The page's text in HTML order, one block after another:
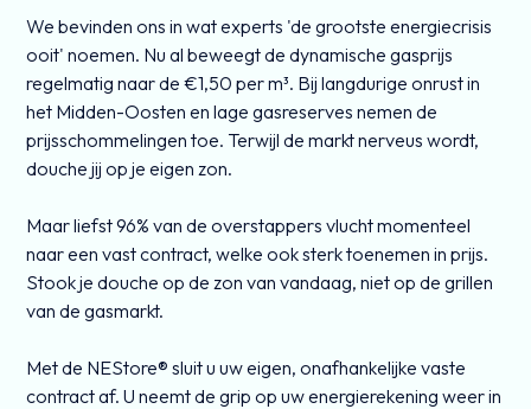
We bevinden ons in wat experts 'de grootste energiecrisis
ooit' noemen. Nu al beweegt de dynamische gasprijs
regelmatig naar de €1,50 per m³. Bij langdurige onrust in
het Midden-Oosten en lage gasreserves nemen de
prijsschommelingen toe. Terwijl de markt nerveus wordt,
douche jij op je eigen zon.
Maar liefst 96% van de overstappers vlucht momenteel
naar een vast contract, welke ook sterk toenemen in prijs.
Stook je douche op de zon van vandaag, niet op de grillen
van de gasmarkt.
Met de NEStore® sluit u uw eigen, onafhankelijke vaste
contract af. U neemt de grip op uw energierekening weer in